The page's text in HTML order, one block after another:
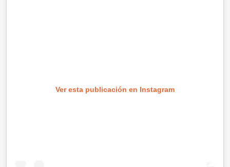
Ver esta publicación en Instagram